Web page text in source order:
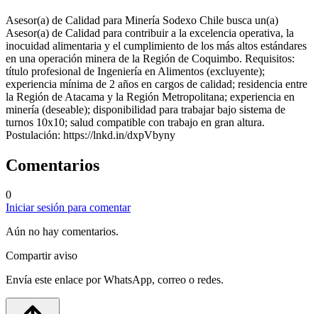
Asesor(a) de Calidad para Minería Sodexo Chile busca un(a)
Asesor(a) de Calidad para contribuir a la excelencia operativa, la
inocuidad alimentaria y el cumplimiento de los más altos estándares
en una operación minera de la Región de Coquimbo. Requisitos:
título profesional de Ingeniería en Alimentos (excluyente);
experiencia mínima de 2 años en cargos de calidad; residencia entre
la Región de Atacama y la Región Metropolitana; experiencia en
minería (deseable); disponibilidad para trabajar bajo sistema de
turnos 10x10; salud compatible con trabajo en gran altura.
Postulación: https://lnkd.in/dxpVbyny
Comentarios
0
Iniciar sesión para comentar
Aún no hay comentarios.
Compartir aviso
Envía este enlace por WhatsApp, correo o redes.